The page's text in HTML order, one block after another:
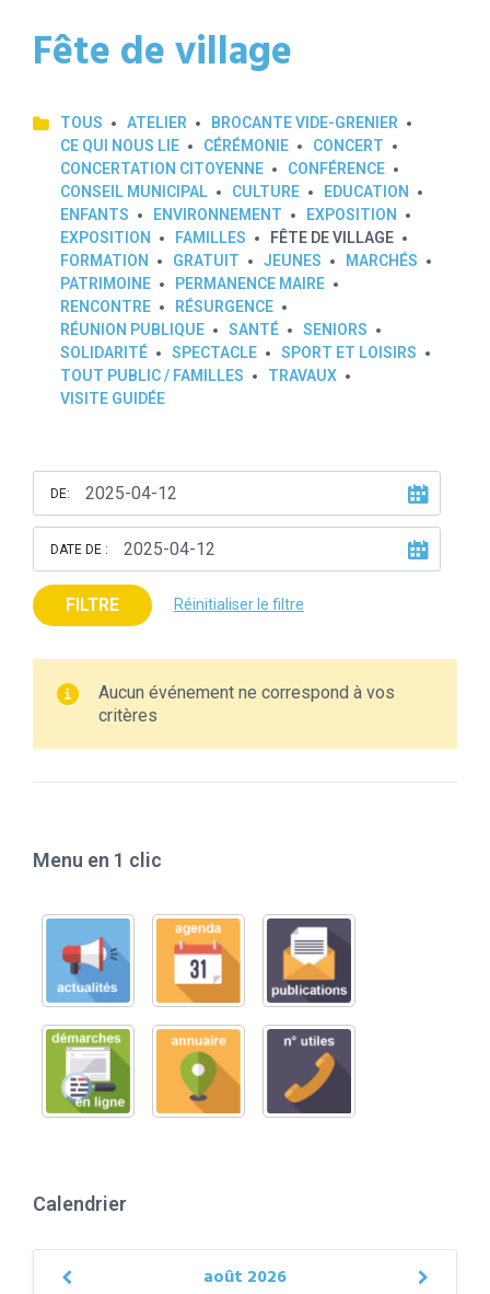
Fête de village
TOUS ATELIER
BROCANTE VIDE-GRENIER
CE QUI NOUS LIE
CÉRÉMONIE
CONCERT
CONCERTATION CITOYENNE
CONFÉRENCE
CONSEIL MUNICIPAL
CULTURE
EDUCATION
ENFANTS
ENVIRONNEMENT
EXPOSITION
EXPOSITION
FAMILLES
FÊTE DE VILLAGE
FORMATION
GRATUIT JEUNES
MARCHÉS
PATRIMOINE
PERMANENCE MAIRE
RENCONTRE
RÉSURGENCE
RÉUNION PUBLIQUE
SANTÉ
SENIORS
SOLIDARITÉ
SPECTACLE
SPORT ET LOISIRS
TOUT PUBLIC / FAMILLES
TRAVAUX
VISITE GUIDÉE
DE:
DATE DE :
FILTRE Réinitialiser le filtre
Aucun événement ne correspond à vos
critères
Menu en 1 clic
Calendrier
août 2026
Previous